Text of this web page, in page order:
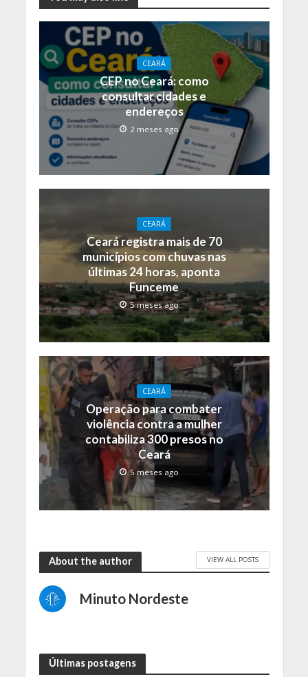
CEARÁ
CEP no Ceará: como
consultar cidades e
endereços
2 meses ago
CEARÁ
Ceará registra mais de 70
municípios com chuvas nas
últimas 24 horas, aponta
Funceme
5 meses ago
CEARÁ
Operação para combater
violência contra a mulher
contabiliza 300 presos no
Ceará
5 meses ago
About the author VIEW ALL POSTS
Minuto Nordeste
Últimas postagens